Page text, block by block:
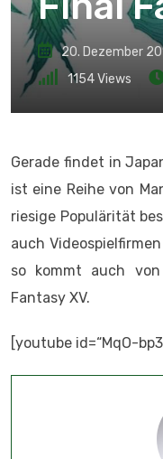
20. Dezember
1154Views
Gerade findet in
ist eine Reihe von
riesige Populärität
auch
so kommt auch
Fantasy XV.
[youtube id=“MqO-